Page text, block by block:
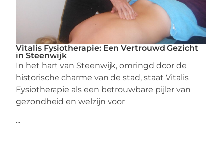
Vitalis Fysiotherapie: Een Vertrouwd Gezicht
in Steenwijk
In het hart van Steenwijk, omringd door de
historische charme van de stad, staat Vitalis
Fysiotherapie als een betrouwbare pijler van
gezondheid en welzijn voor
...